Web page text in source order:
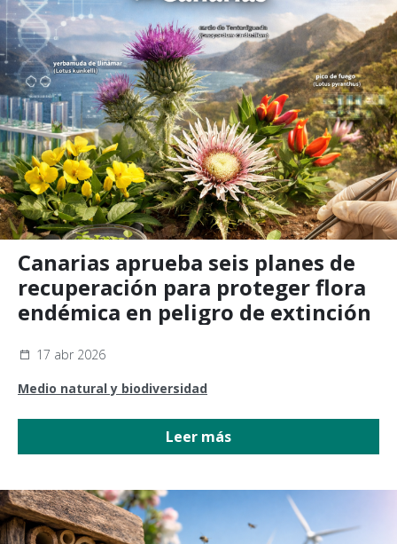
Canarias aprueba seis planes de
recuperación para proteger flora
endémica en peligro de extinción
17 abr 2026
Medio natural y biodiversidad
Leer más